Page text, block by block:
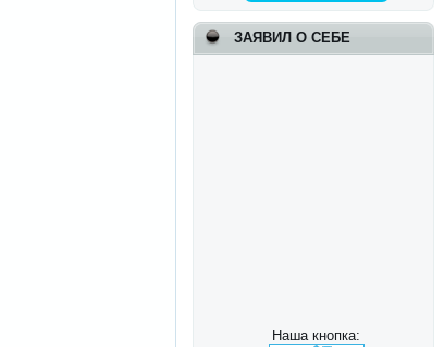
ЗАЯВИЛ О СЕБЕ
Наша кнопка: